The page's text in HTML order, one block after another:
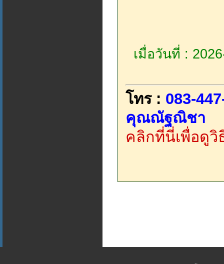
เมื่อวันที่ :
โทร : 083-
คุณณัฐณิชา
คลิกที่นี่เพื่อดูวิ